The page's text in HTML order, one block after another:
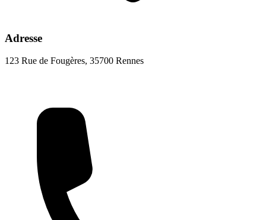
Adresse
123 Rue de Fougères, 35700 Rennes